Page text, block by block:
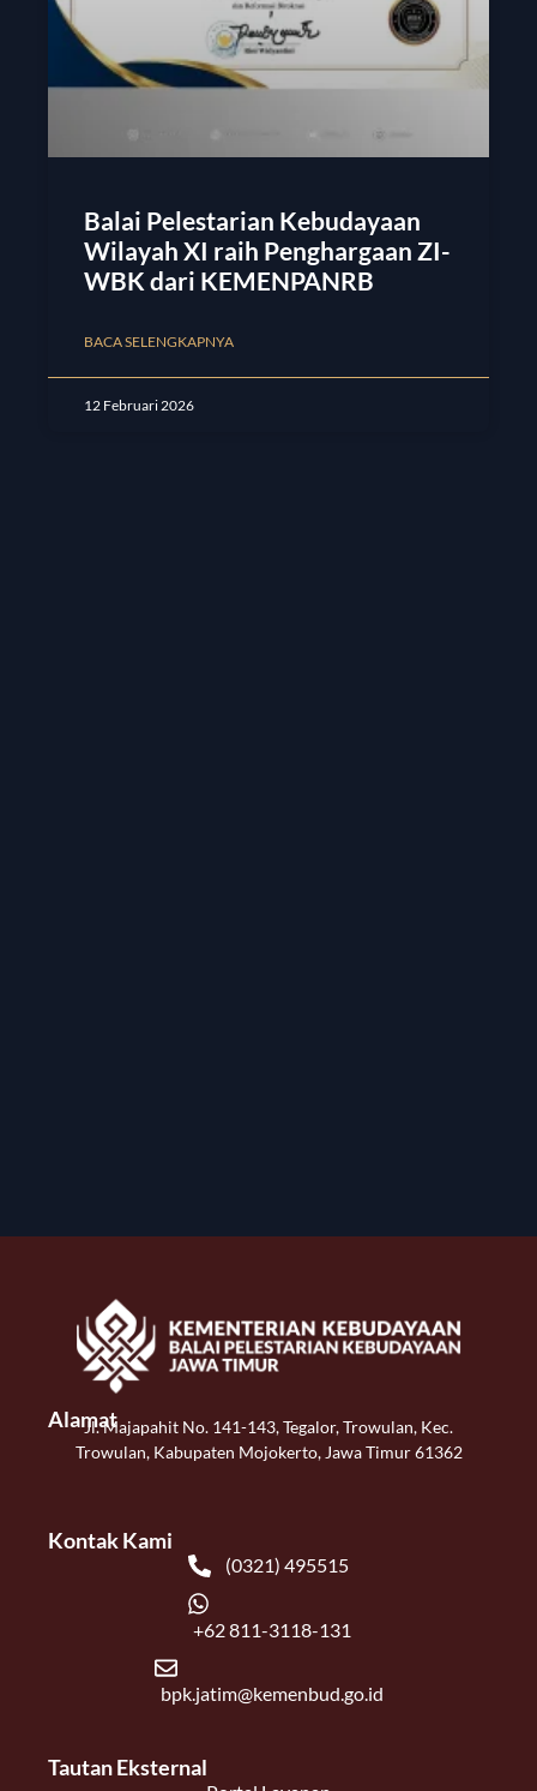
Balai Pelestarian Kebudayaan
Wilayah XI raih Penghargaan ZI-
WBK dari KEMENPANRB
BACA SELENGKAPNYA
12 Februari 2026
AlamatJl. Majapahit No. 141-143, Tegalor, Trowulan, Kec.
Trowulan, Kabupaten Mojokerto, Jawa Timur 61362
Kontak Kami
(0321) 495515
+62 811-3118-131
bpk.jatim@kemenbud.go.id
Tautan Eksternal